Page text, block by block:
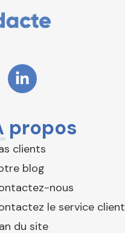
propos
clients
blog
nous
le service client
du site